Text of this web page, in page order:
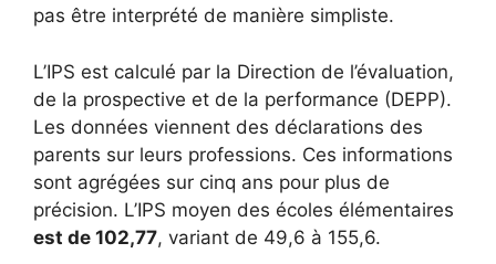
pas être interprété de manière simpliste.
L’IPS est calculé par la Direction de l’évaluation,
de la prospective et de la performance (DEPP).
Les données viennent des déclarations des
parents sur leurs professions. Ces informations
sont agrégées sur cinq ans pour plus de
précision. L’IPS moyen des écoles élémentaires
est de 102,77, variant de 49,6 à 155,6.